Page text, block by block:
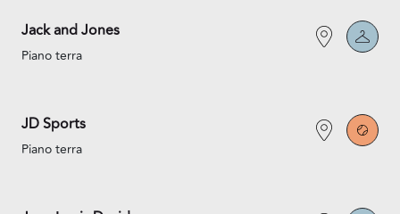
Jack and Jones
Piano terra
JD Sports
Piano terra